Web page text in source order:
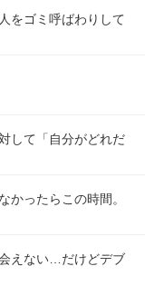
をゴミ呼ばわりして
して「自分がどれだ
かったらこの時間。
えない…だけどデブ